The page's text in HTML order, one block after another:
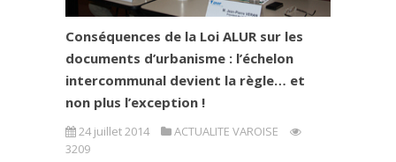
Conséquences de la Loi ALUR sur les
documents d’urbanisme : l’échelon
intercommunal devient la règle… et
non plus l’exception !
24 juillet 2014
ACTUALITE VAROISE
3209